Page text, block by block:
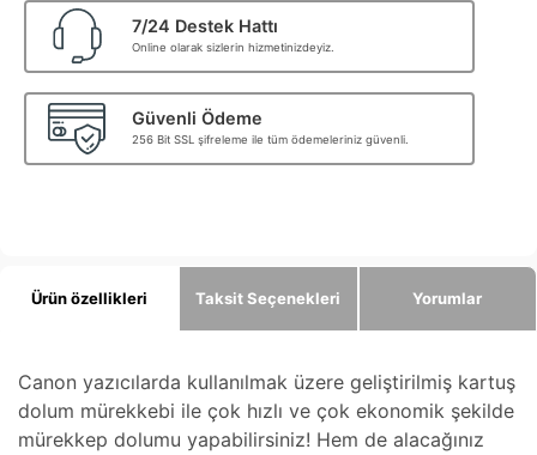
7/24 Destek Hattı
Online olarak sizlerin hizmetinizdeyiz.
Güvenli Ödeme
256 Bit SSL şifreleme ile tüm ödemeleriniz güvenli.
Ürün özellikleri Taksit Seçenekleri Yorumlar
Canon yazıcılarda kullanılmak üzere geliştirilmiş kartuş
dolum mürekkebi ile çok hızlı ve çok ekonomik şekilde
mürekkep dolumu yapabilirsiniz! Hem de alacağınız